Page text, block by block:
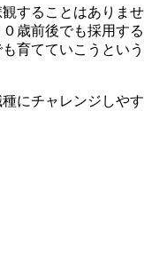
することはありませ
歳前後でも採用する
育てていこうという
にチャレンジしやす